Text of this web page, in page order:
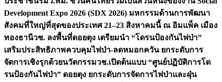
Development Expo 2026 (SDX 2026) มหกรรมด้านการพัฒนา
สังคมที่ใหญ่ที่สุดของประเทศ 21–23 สิงหาคมนี้ ณ อิมแพ็ค เมือง
ทองธานีวช. ลงพื้นที่ดอยตุง เตรียมนำ “โดรนป้องกันไฟป่า”
เสริมประสิทธิภาพควบคุมไฟป่า-ลดหมอกควัน ยกระดับการ
จัดการเชิงรุกด้วยนวัตกรรมวช.เปิดต้นแบบ “ศูนย์ปฏิบัติการโด
รนป้องกันไฟป่า” ดอยตุง ยกระดับการจัดการไฟป่าและฝุ่น